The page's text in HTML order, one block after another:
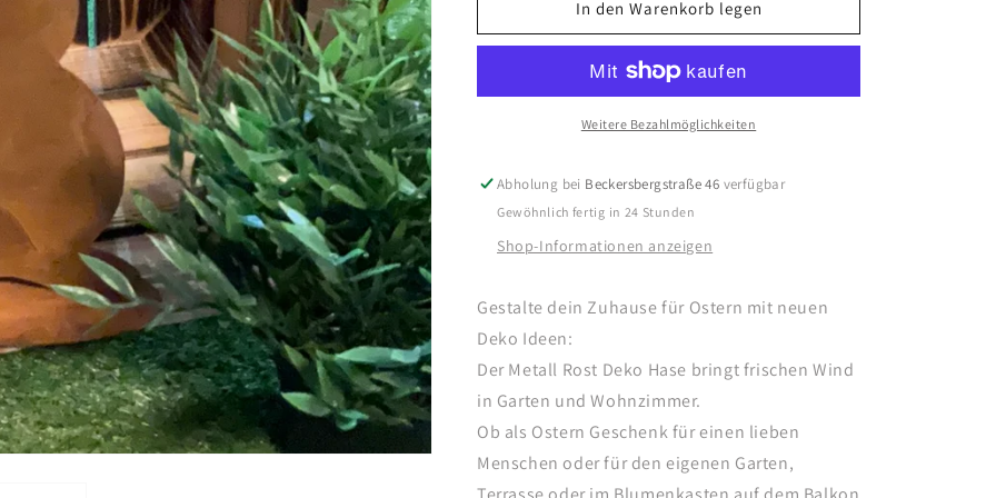
Edelrost
30cm
für
Edelrost
Oster
Hase
30cm
In den Warenkorb legen
Weitere Bezahlmöglichkeiten
Abholung bei Beckersbergstraße 46 verfügbar
Gewöhnlich fertig in 24 Stunden
Shop-Informationen anzeigen
Gestalte dein Zuhause für Ostern mit neuen
Deko Ideen:
Der Metall Rost Deko Hase bringt frischen Wind
in Garten und Wohnzimmer.
Ob als Ostern Geschenk für einen lieben
Menschen oder für den eigenen Garten,